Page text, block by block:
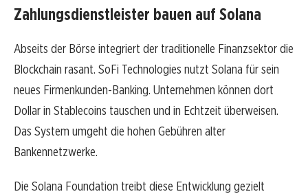
Zahlungsdienstleister bauen auf Solana
Abseits der Börse integriert der traditionelle Finanzsektor die
Blockchain rasant. SoFi Technologies nutzt Solana für sein
neues Firmenkunden-Banking. Unternehmen können dort
Dollar in Stablecoins tauschen und in Echtzeit überweisen.
Das System umgeht die hohen Gebühren alter
Bankennetzwerke.
Die Solana Foundation treibt diese Entwicklung gezielt